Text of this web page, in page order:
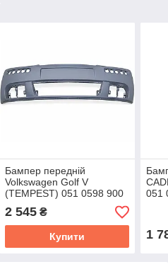
Бампер передній
Volkswagen Golf V
(TEMPEST) 051 0598 900
2 545₴
Купити
051
1